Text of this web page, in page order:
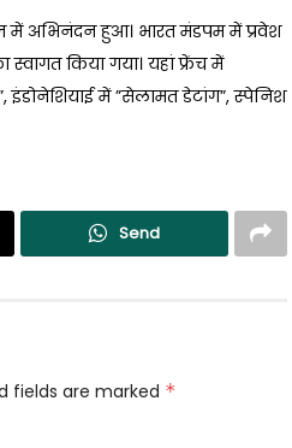
में अभिनंदन हुआ। भारत मंडपम में प्रवेश
स्वागत किया गया। यहां फ्रेंच में
इंडोनेशियाई में ”सेलामत डेटांग”, स्पेनिश
Send
fields are marked *